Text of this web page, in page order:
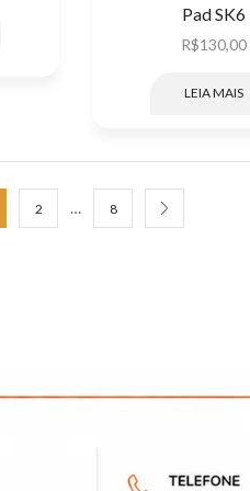
Pad SK6
R$130,00
LEIA MAIS
2 … 8